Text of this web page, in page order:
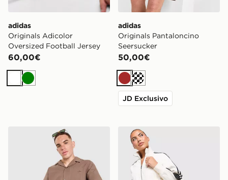
adidas
Originals Adicolor
Oversized Football Jersey
60,00€
BiancoVerde
adidas
Originals Pantaloncino
Seersucker
50,00€
Marrone
Crema
JD Exclusivo
adidas Originals Camicia Seersuckeradidas Originals Borsa